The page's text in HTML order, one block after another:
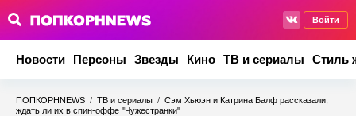
Войти
Новости Персоны Звезды Кино ТВ и сериалы Стиль
ПОПКОРНNEWS / ТВ и сериалы / Сэм Хьюэн и Катрина Балф рассказали,
ждать ли их в спин-оффе "Чужестранки"